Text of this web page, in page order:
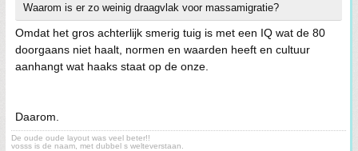
Waarom is er zo weinig draagvlak voor massamigratie?
Omdat het gros achterlijk smerig tuig is met een IQ wat de 80
doorgaans niet haalt, normen en waarden heeft en cultuur
aanhangt wat haaks staat op de onze.
Daarom.
De oude oude layout was veel beter!!
vosss is de naam, met dubbel s welteverstaan.